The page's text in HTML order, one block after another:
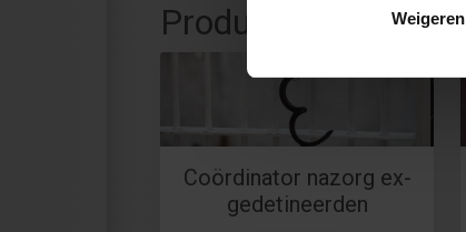
Weigeren
Productaanbod
Coördinator nazorg ex-
gedetineerden